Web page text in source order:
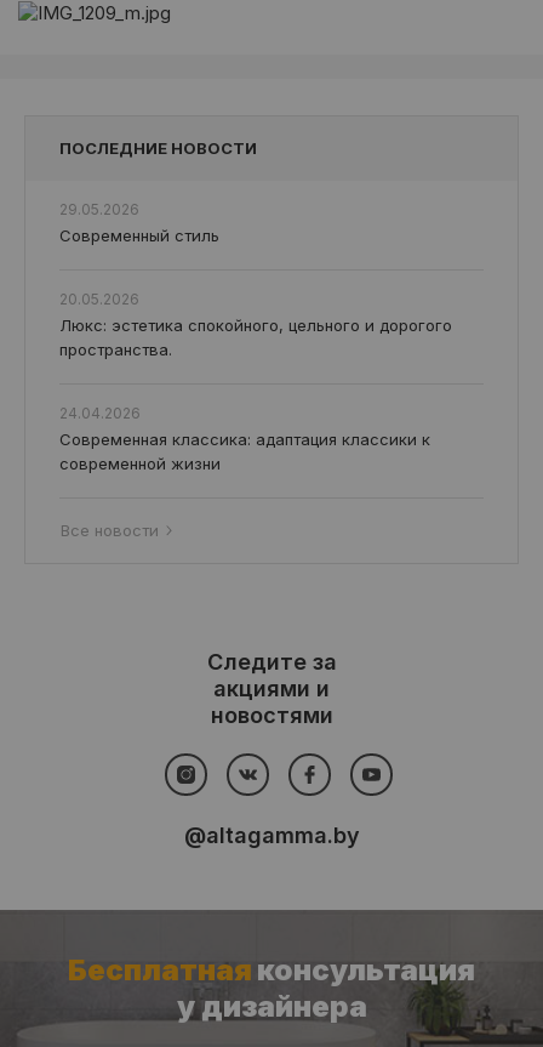
ПОСЛЕДНИЕ НОВОСТИ
29.05.2026
Современный стиль
20.05.2026
Люкс: эстетика спокойного, цельного и дорогого
пространства.
24.04.2026
Современная классика: адаптация классики к
современной жизни
Все новости
Следите за
акциями и
новостями
@altagamma.by
Бесплатная консультация
у дизайнера